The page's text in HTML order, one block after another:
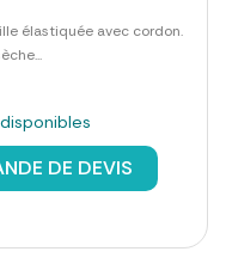
élastiquée avec cordon.
DE DEVIS